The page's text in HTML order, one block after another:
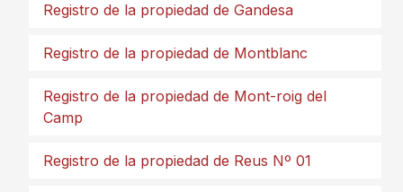
Registro de la propiedad de Gandesa
Registro de la propiedad de Montblanc
Registro de la propiedad de Mont-roig del
Camp
Registro de la propiedad de Reus Nº 01